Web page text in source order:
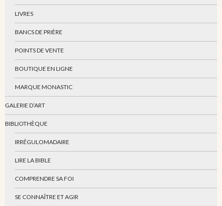
LIVRES
BANCS DE PRIÈRE
POINTS DE VENTE
BOUTIQUE EN LIGNE
MARQUE MONASTIC
GALERIE D’ART
BIBLIOTHÈQUE
IRRÉGULOMADAIRE
LIRE LA BIBLE
COMPRENDRE SA FOI
SE CONNAÎTRE ET AGIR